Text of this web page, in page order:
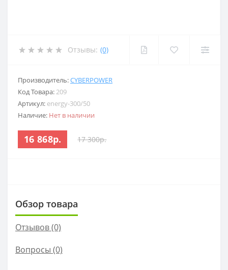
Отзывы: (0)
Производитель:CYBERPOWER
Код Товара: 209
Артикул: energy-300/50
Наличие: Нет в наличии
16 868р. 17 300р.
Обзор товара
Отзывов (0)
Вопросы (0)